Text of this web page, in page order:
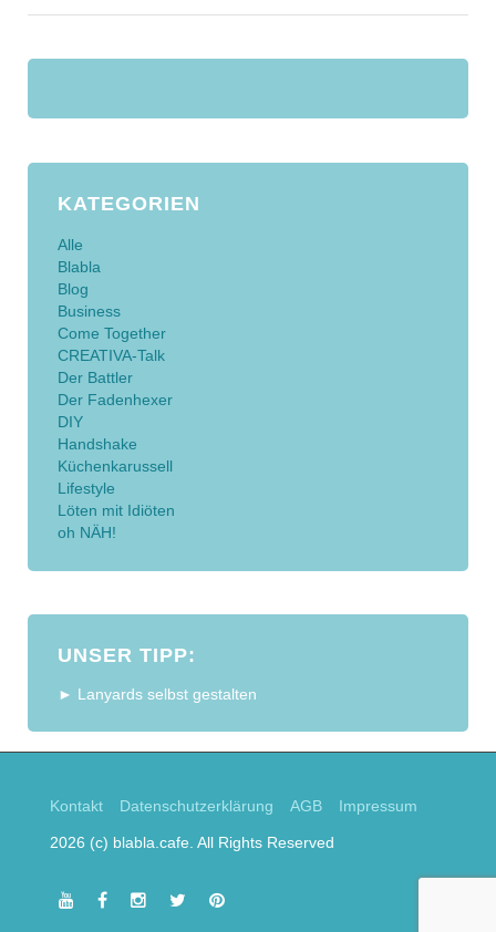
KATEGORIEN
Alle
Blabla
Blog
Business
Come Together
CREATIVA-Talk
Der Battler
Der Fadenhexer
DIY
Handshake
Küchenkarussell
Lifestyle
Löten mit Idiöten
oh NÄH!
UNSER TIPP:
► Lanyards selbst gestalten
2026 (c) blabla.cafe. All Rights Reserved
Kontakt Datenschutzerklärung AGB Impressum